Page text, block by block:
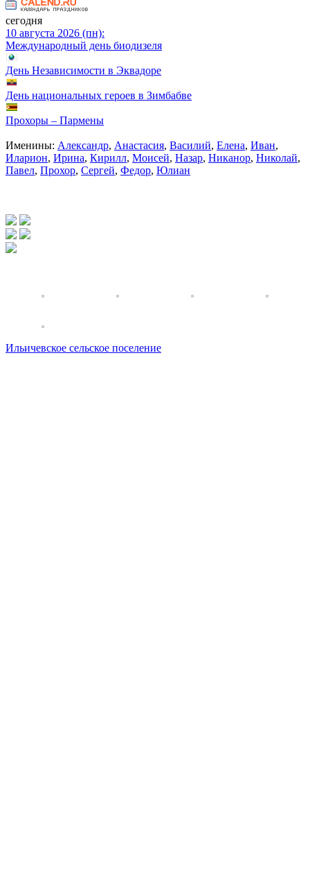
сегодня
10 августа 2026 (пн):
Международный день биодизеля
День Независимости в Эквадоре
День национальных героев в Зимбабве
Прохоры – Пармены
Именины: Александр, Анастасия, Василий, Елена, Иван,
Иларион, Ирина, Кирилл, Моисей, Назар, Никанор, Николай,
Павел, Прохор, Сергей, Федор, Юлиан
Ильичевское сельское поселение